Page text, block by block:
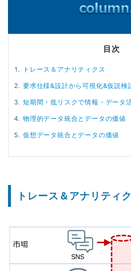
目次
トレース＆アナリティクス
要求仕様&設計から可視化&仮説検
短期間・低リスクで情報・データ
物理的データ統合とデータの価値
仮想データ統合とデータの価値
トレース＆アナリティ